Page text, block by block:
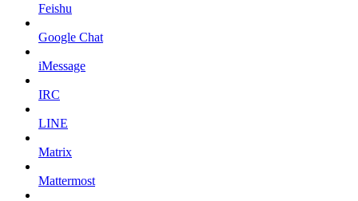
Feishu
Google Chat
iMessage
IRC
LINE
Matrix
Mattermost